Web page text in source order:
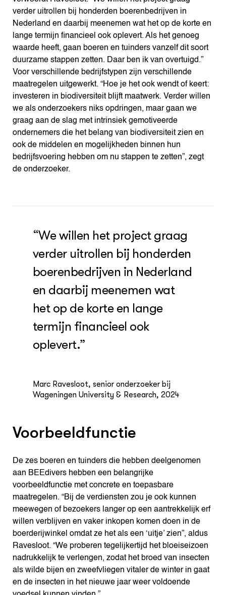
verder uitrollen bij honderden boerenbedrijven in
Nederland en daarbij meenemen wat het op de korte en
lange termijn financieel ook oplevert. Als het genoeg
waarde heeft, gaan boeren en tuinders vanzelf dit soort
duurzame stappen zetten. Daar ben ik van overtuigd.”
Voor verschillende bedrijfstypen zijn verschillende
maatregelen uitgewerkt. “Hoe je het ook wendt of keert:
investeren in biodiversiteit blijft maatwerk. Verder willen
we als onderzoekers niks opdringen, maar gaan we
graag aan de slag met intrinsiek gemotiveerde
ondernemers die het belang van biodiversiteit zien en
ook de middelen en mogelijkheden binnen hun
bedrijfsvoering hebben om nu stappen te zetten”, zegt
de onderzoeker.
“We willen het project graag
verder uitrollen bij honderden
boerenbedrijven in Nederland
en daarbij meenemen wat
het op de korte en lange
termijn financieel ook
oplevert.”
Marc Ravesloot, senior onderzoeker bij
Wageningen University & Research, 2024
Voorbeeldfunctie
De zes boeren en tuinders die hebben deelgenomen
aan BEEdivers hebben een belangrijke
voorbeeldfunctie met concrete en toepasbare
maatregelen. “Bij de verdiensten zou je ook kunnen
meewegen of bezoekers langer op een aantrekkelijk erf
willen verblijven en vaker inkopen komen doen in de
boerderijwinkel omdat ze het als een ‘uitje’ zien”, aldus
Ravesloot. “We proberen tegelijkertijd het bloeiseizoen
nadrukkelijk te verlengen, zodat het broed van insecten
als wilde bijen en zweefvliegen vitaler de winter in gaat
en de insecten in het nieuwe jaar weer voldoende